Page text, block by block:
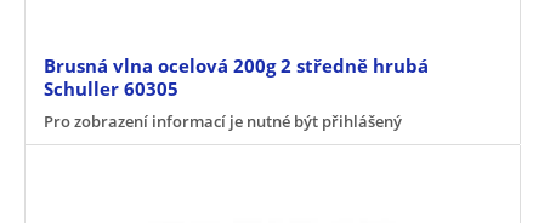
Brusná vlna ocelová 200g 2 středně hrubá
Schuller 60305
Pro zobrazení informací je nutné být přihlášený